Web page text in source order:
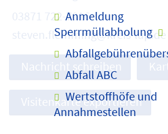
Anmeldung
Sperrmüllabholung
Abfall ABC
Wertstoffhöfe und
Annahmestellen
03871 722-7016
steven.flemming@kreis-lup.de
Nachricht schreiben
Visitenkarte exportieren